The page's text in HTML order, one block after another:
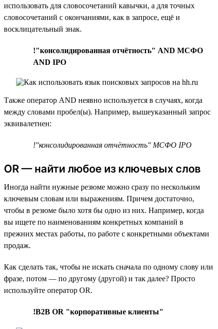
использовать для словосочетаний кавычки, а для точных
словосочетаний с окончаниями, как в запросе, ещё и
восклицательный знак.
!"консолидированная отчётность" AND МСФО
AND IPO
Также оператор AND неявно используется в случаях, когда
между словами пробел(ы). Например, вышеуказанный запрос
эквивалетнен:
!"консолидированная отчётность" МСФО IPO
OR — найти любое из ключевых слов
Иногда найти нужные резюме можно сразу по нескольким
ключевым словам или выражениям. Причем достаточно,
чтобы в резюме было хотя бы одно из них. Например, когда
вы ищете по наименованиям конкретных компаний в
прежних местах работы, по работе с конкретными объектами
продаж.
Как сделать так, чтобы не искать сначала по одному слову или
фразе, потом — по другому (другой) и так далее? Просто
используйте оператор OR.
!B2B OR "корпоративные клиенты"